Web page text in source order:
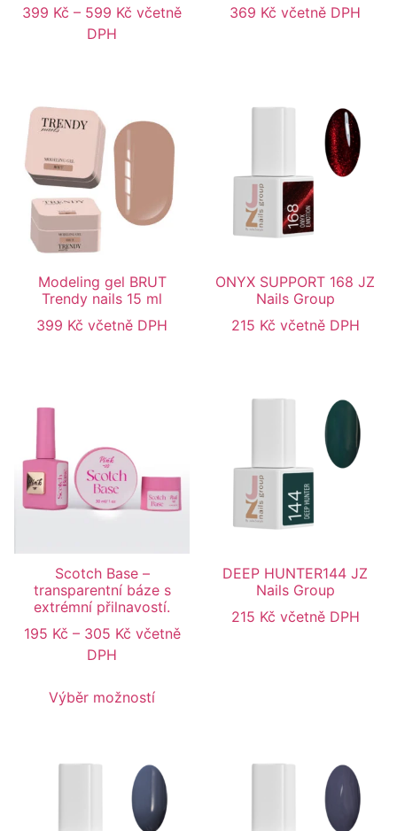
399 Kč – 599 Kč včetně
DPH
369 Kč včetně DPH
Modeling gel BRUT
Trendy nails 15 ml
399 Kč včetně DPH
ONYX SUPPORT 168 JZ
Nails Group
215 Kč včetně DPH
Scotch Base –
transparentní báze s
extrémní přilnavostí.
195 Kč – 305 Kč včetně
DPH
Výběr možností
DEEP HUNTER144 JZ
Nails Group
215 Kč včetně DPH